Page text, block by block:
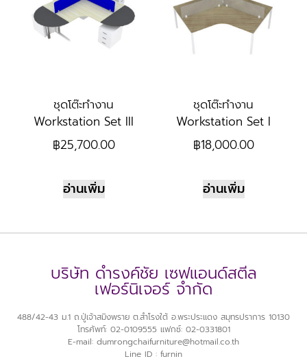
ชุดโต๊ะทำงาน
Workstation Set III
฿25,700.00
อ่านเพิ่ม
ชุดโต๊ะทำงาน
Workstation Set I
฿18,000.00
อ่านเพิ่ม
บริษัท ดำรงค์ชัย เซฟแอนด์สตีล
เฟอร์นิเจอร์ จำกัด
488/42-43 ม.1 ถ.ปู่เจ้าสมิงพราย ต.สำโรงใต้ อ.พระประแดง สมุทรปราการ 10130
โทรศัพท์: 02-0109555 แฟกซ์: 02-0331801
E-mail: dumrongchaifurniture@hotmail.co.th
Line ID : furnin